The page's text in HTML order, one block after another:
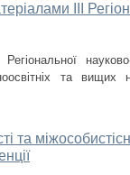
IІІ
та вищих
та